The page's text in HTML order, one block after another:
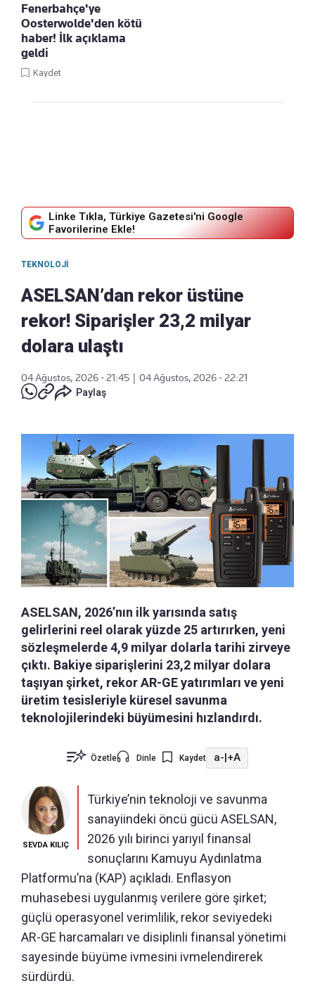
Fenerbahçe'ye
Oosterwolde'den kötü
haber! İlk açıklama
geldi
Kaydet
Linke Tıkla, Türkiye Gazetesi'ni Google
Favorilerine Ekle!
TEKNOLOJI
ASELSAN’dan rekor üstüne
rekor! Siparişler 23,2 milyar
dolara ulaştı
04 Ağustos, 2026 - 21:45
04 Ağustos, 2026 - 22:21
Paylaş
ASELSAN, 2026’nın ilk yarısında satış
gelirlerini reel olarak yüzde 25 artırırken, yeni
sözleşmelerde 4,9 milyar dolarla tarihi zirveye
çıktı. Bakiye siparişlerini 23,2 milyar dolara
taşıyan şirket, rekor AR-GE yatırımları ve yeni
üretim tesisleriyle küresel savunma
teknolojilerindeki büyümesini hızlandırdı.
Özetle Dinle Kaydet a- +A
SEVDA KILIÇ
Türkiye’nin teknoloji ve savunma
sanayiindeki öncü gücü ASELSAN,
2026 yılı birinci yarıyıl finansal
sonuçlarını Kamuyu Aydınlatma
Platformu’na (KAP) açıkladı. Enflasyon
muhasebesi uygulanmış verilere göre şirket;
güçlü operasyonel verimlilik, rekor seviyedeki
AR-GE harcamaları ve disiplinli finansal yönetimi
sayesinde büyüme ivmesini ivmelendirerek
sürdürdü.